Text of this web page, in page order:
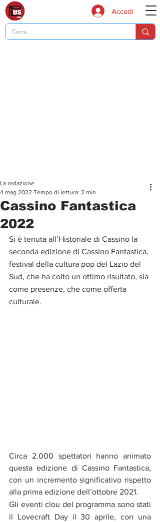
Accedi
Cassino Fantastica
2022
La redazione
4 mag 2022 Tempo di lettura: 2 min
Si è tenuta all’Historiale di Cassino la
seconda edizione di Cassino Fantastica,
festival della cultura pop del Lazio del
Sud, che ha colto un ottimo risultato, sia
come presenze, che come offerta
culturale.
Circa 2.000 spettatori hanno animato
questa edizione di Cassino Fantastica,
con un incremento significativo rispetto
alla prima edizione dell’ottobre 2021.
Gli eventi clou del programma sono stati
il Lovecraft Day il 30 aprile, con una